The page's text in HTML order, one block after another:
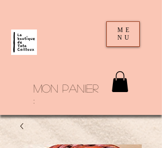
mon panier
:
ME
NU